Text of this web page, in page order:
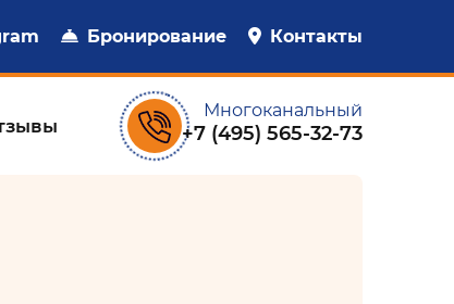
Бронирование Контакты
Многоканальный
+7 (495) 565-32-73